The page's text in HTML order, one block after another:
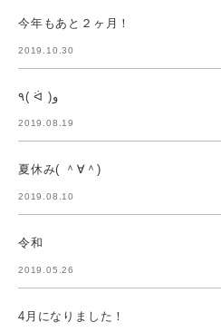
今年もあと２ヶ月！
2019.10.30
٩( ᐛ )و
2019.08.19
夏休み( ＾∀＾)
2019.08.10
令和
2019.05.26
4月になりました！